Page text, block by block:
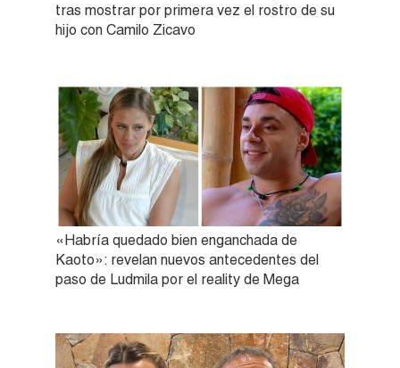
tras mostrar por primera vez el rostro de su
hijo con Camilo Zicavo
«Habría quedado bien enganchada de
Kaoto»: revelan nuevos antecedentes del
paso de Ludmila por el reality de Mega